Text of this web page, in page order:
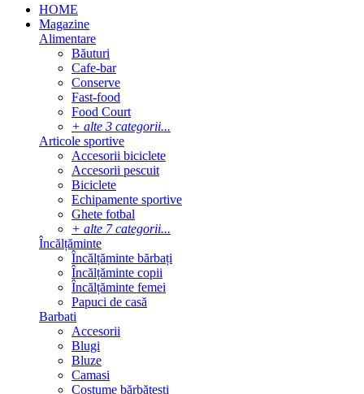
HOME
Magazine
Alimentare
Băuturi
Cafe-bar
Conserve
Fast-food
Food Court
+ alte 3 categorii...
Articole sportive
Accesorii biciclete
Accesorii pescuit
Biciclete
Echipamente sportive
Ghete fotbal
+ alte 7 categorii...
Încălțăminte
Încălțăminte bărbați
Încălțăminte copii
Încălțăminte femei
Papuci de casă
Barbati
Accesorii
Blugi
Bluze
Camasi
Costume bărbătești